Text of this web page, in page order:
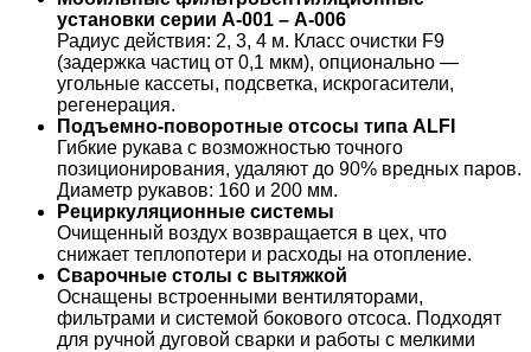
установки серии А-001 – А-006
Радиус действия: 2, 3, 4 м. Класс очистки F9
(задержка частиц от 0,1 мкм), опционально —
угольные кассеты, подсветка, искрогасители,
регенерация.
Подъемно-поворотные отсосы типа ALFI
Гибкие рукава с возможностью точного
позиционирования, удаляют до 90% вредных паров.
Диаметр рукавов: 160 и 200 мм.
Рециркуляционные системы
Очищенный воздух возвращается в цех, что
снижает теплопотери и расходы на отопление.
Сварочные столы с вытяжкой
Оснащены встроенными вентиляторами,
фильтрами и системой бокового отсоса. Подходят
для ручной дуговой сварки и работы с мелкими